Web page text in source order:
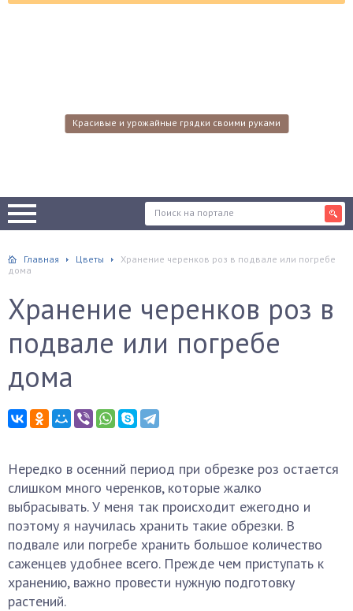
Красивые и урожайные грядки своими руками
Главная Цветы
Хранение черенков роз в подвале или погребе
дома
Хранение черенков роз в
подвале или погребе
дома
Нередко в осенний период при обрезке роз остается
слишком много черенков, которые жалко
выбрасывать. У меня так происходит ежегодно и
поэтому я научилась хранить такие обрезки. В
подвале или погребе хранить большое количество
саженцев удобнее всего. Прежде чем приступать к
хранению, важно провести нужную подготовку
растений.